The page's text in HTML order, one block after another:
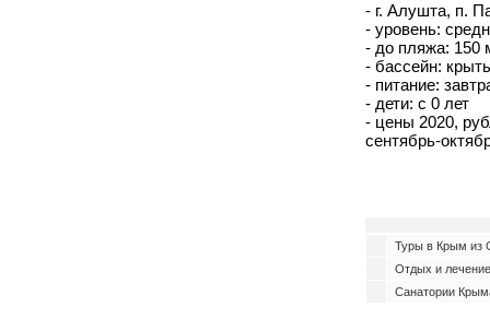
- г. Алушта, п.
- уровень:
- до пляжа: 150
- бассейн:
- питание:
- дети: с 0 лет
- цены 2020,
сентябрь-
Туры в Крым из
Отдых и
Санатории